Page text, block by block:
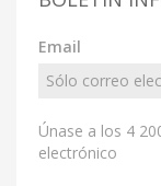
Email
Únase a los 4
electrónico